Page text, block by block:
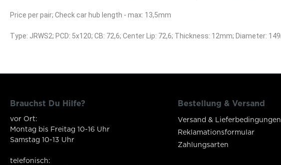
Price per pair; Check car hub length - max: 13,5mm
Type: JRWS2; PCD: 5x120; CB: 72,6; Center Lip: 72,6; Thickness: 12mm; Diameter:
Brauchst Du Hilfe?
vor Ort:
Montag bis Freitag 10-16 Uhr
Samstag 10-13 Uhr
telefonisch:
Bestellung & Versand
Versand & Lieferbedingungen
Reklamationsformular
Zahlungsarten